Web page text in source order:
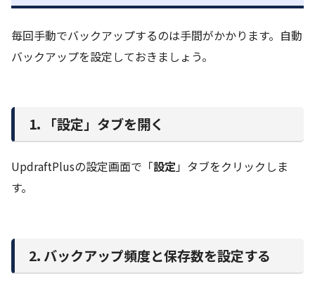
毎回手動でバックアップするのは手間がかかります。自動
バックアップを設定しておきましょう。
1. 「設定」タブを開く
UpdraftPlusの設定画面で「設定」タブをクリックしま
す。
2. バックアップ頻度と保存数を設定する